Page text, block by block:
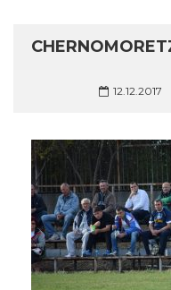
12.12.2017